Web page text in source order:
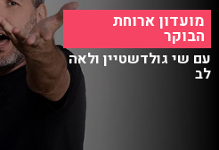
מועדון ארוחת
הבוקר
עם שי גולדשטיין ולאה
לב